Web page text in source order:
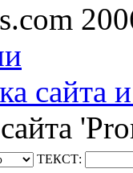
сайта
ТЕКСТ: